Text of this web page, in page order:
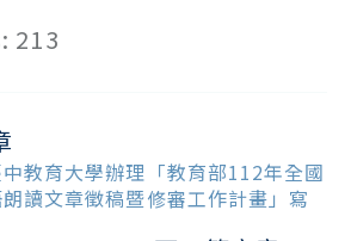
213
教育大學辦理「教育部112年全國
讀文章徵稿暨修審工作計畫」寫